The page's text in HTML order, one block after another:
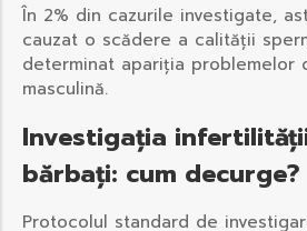
În 2% din cazurile investigate,
cauzat o scădere a calității
determinat apariția problemelor
masculină.
Investigația
bărbați: cum decurge?
Protocolul standard de